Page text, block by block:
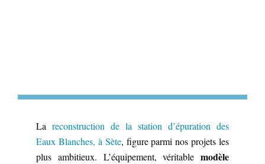
La reconstruction de la station d’épuration des
Eaux Blanches, à Sète, figure parmi nos projets les
plus ambitieux. L’équipement, véritable modèle